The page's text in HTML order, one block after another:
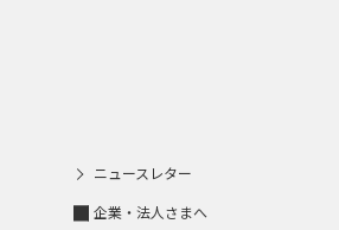
ニュースレター
企業・法人さまへ